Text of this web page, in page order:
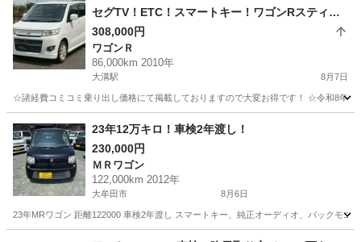
セグTV！ETC！スマートキー！ワゴンRスティン
グレー！
308,000円
ワゴンＲ
86,000km 2010年
大溝駅 8月7日
☆諸経費コミコミ乗り出し価格にて掲載しておりますので大変お得です！ ☆令和8年
福岡 筑後市 大溝駅 ワゴンＲ ワゴンR
23年12万キロ！車検2年渡し！
230,000円
ＭＲワゴン
122,000km 2012年
大牟田市 8月6日
23年MRワゴン 距離122000 車検2年渡し スマートキー、純正オーディオ、バックモ
ＭＲワゴン ボンネット